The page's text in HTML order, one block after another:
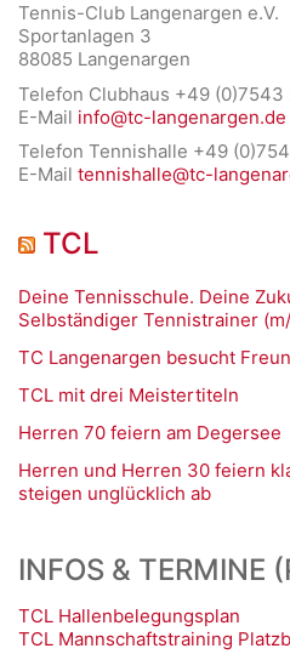
Tennis-Club Langenargen e.V.
Sportanlagen 3
88085 Langenargen
Telefon Clubhaus +49 (0)7543
E-Mail info@tc-langenargen.de
Telefon Tennishalle +49
E-Mail tennishalle@tc-
TCL
Deine Tennisschule. Deine
Selbständiger Tennistrainer
TC Langenargen besucht
TCL mit drei Meistertiteln
Herren 70 feiern am Degersee
Herren und Herren 30 feiern
steigen unglücklich ab
INFOS & TERMINE
TCL Hallenbelegungsplan
TCL Mannschaftstraining